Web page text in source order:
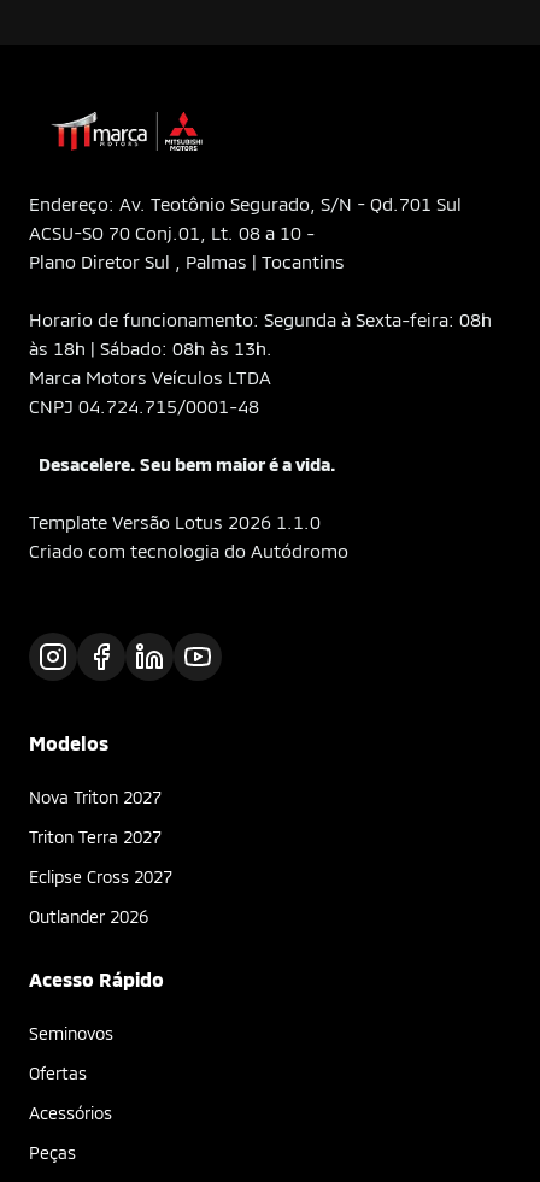
Endereço: Av. Teotônio Segurado, S/N - Qd.701 Sul
ACSU-SO 70 Conj.01, Lt. 08 a 10 -
Plano Diretor Sul , Palmas | Tocantins
Horario de funcionamento: Segunda à Sexta-feira: 08h
às 18h | Sábado: 08h às 13h.
Marca Motors Veículos LTDA
CNPJ 04.724.715/0001-48
Desacelere. Seu bem maior é a vida.
Template Versão Lotus 2026 1.1.0
Criado com tecnologia do Autódromo
Modelos
Nova Triton 2027
Triton Terra 2027
Eclipse Cross 2027
Outlander 2026
Acesso Rápido
Seminovos
Ofertas
Acessórios
Peças